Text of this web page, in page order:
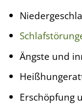
Ängste und
Erschöpfung